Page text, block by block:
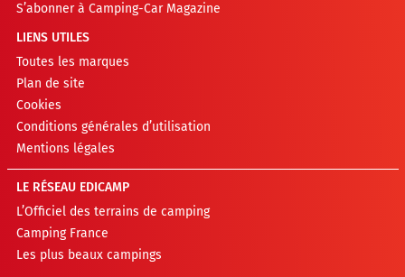
S’abonner à Camping-Car Magazine
LIENS UTILES
Toutes les marques
Plan de site
Cookies
Conditions générales d’utilisation
Mentions légales
LE RÉSEAU EDICAMP
L’Officiel des terrains de camping
Camping France
Les plus beaux campings